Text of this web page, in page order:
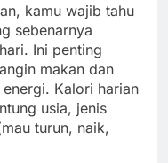
kamu wajib tahu
sebenarnya
Ini penting
makan dan
Kalori harian
usia, jenis
turun, naik,